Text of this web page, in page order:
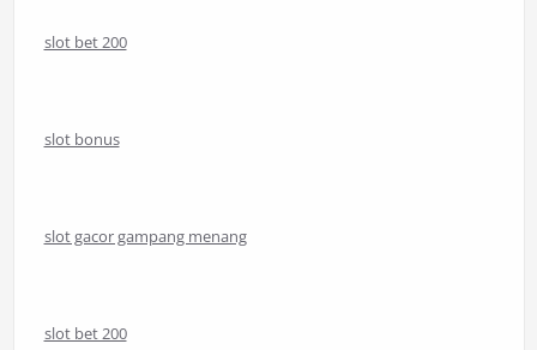
slot bet 200
slot bonus
slot gacor gampang menang
slot bet 200